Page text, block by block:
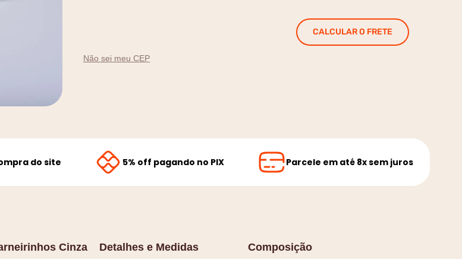
Não sei meu CEP
CALCULAR O FRETE
do site 5% off pagando no PIX Parcele em até 8x sem juros
Cinza Detalhes e Medidas Composição